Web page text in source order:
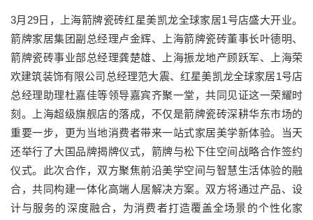
3月29日，上海箭牌瓷砖红星美凯龙全球家居1号店盛大开业。
箭牌家居集团副总经理卢金辉、上海箭牌瓷砖董事长叶德明、
箭牌瓷砖事业部总经理龚楚雄、上海振龙地产顾跃军、上海荣
欢建筑装饰有限公司总经理范大震、红星美凯龙全球家居1号店
总经理助理杜嘉佳等领导嘉宾齐聚一堂，共同见证这一荣耀时
刻。上海超级旗舰店的落成，不仅是箭牌瓷砖深耕华东市场的
重要一步，更为当地消费者带来一站式家居美学新体验。当天
还举行了大国品牌揭牌仪式，箭牌与松下住空间战略合作签约
仪式。此次合作，双方聚焦前沿美学空间与智慧生活体验的融
合，共同构建一体化高端人居解决方案。双方将通过产品、设
计与服务的深度融合，为消费者打造覆盖全场景的个性化家